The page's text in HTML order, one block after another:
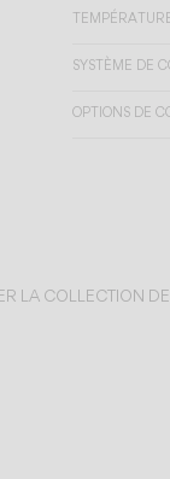
SYSTÈME DE
OPTIONS DE
LA COLLECTION